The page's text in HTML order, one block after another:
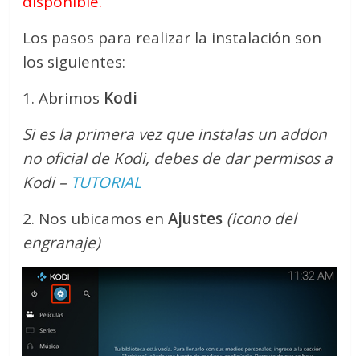
Los pasos para realizar la instalación son
los siguientes:
1. Abrimos Kodi
Si es la primera vez que instalas un addon
no oficial de Kodi, debes de dar permisos a
Kodi – TUTORIAL
2. Nos ubicamos enAjustes (icono del
engranaje)